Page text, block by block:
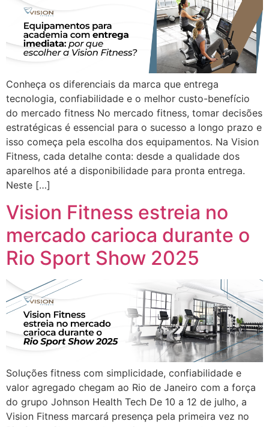
Conheça os diferenciais da marca que entrega
tecnologia, confiabilidade e o melhor custo-benefício
do mercado fitness No mercado fitness, tomar decisões
estratégicas é essencial para o sucesso a longo prazo e
isso começa pela escolha dos equipamentos. Na Vision
Fitness, cada detalhe conta: desde a qualidade dos
aparelhos até a disponibilidade para pronta entrega.
Neste […]
Vision Fitness estreia no
mercado carioca durante o
Rio Sport Show 2025
Soluções fitness com simplicidade, confiabilidade e
valor agregado chegam ao Rio de Janeiro com a força
do grupo Johnson Health Tech De 10 a 12 de julho, a
Vision Fitness marcará presença pela primeira vez no